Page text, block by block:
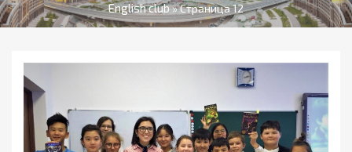
English club» Страница 12